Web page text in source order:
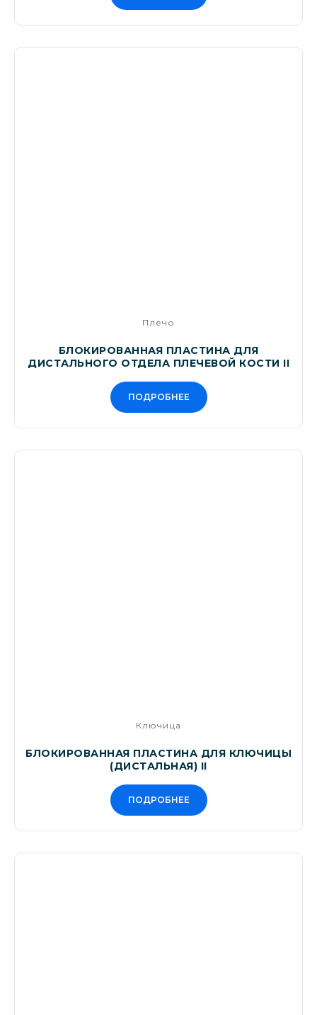
Плечо
БЛОКИРОВАННАЯ ПЛАСТИНА ДЛЯ
ДИСТАЛЬНОГО ОТДЕЛА ПЛЕЧЕВОЙ КОСТИ II
ПОДРОБНЕЕ
Ключица
БЛОКИРОВАННАЯ ПЛАСТИНА ДЛЯ КЛЮЧИЦЫ
(ДИСТАЛЬНАЯ) II
ПОДРОБНЕЕ